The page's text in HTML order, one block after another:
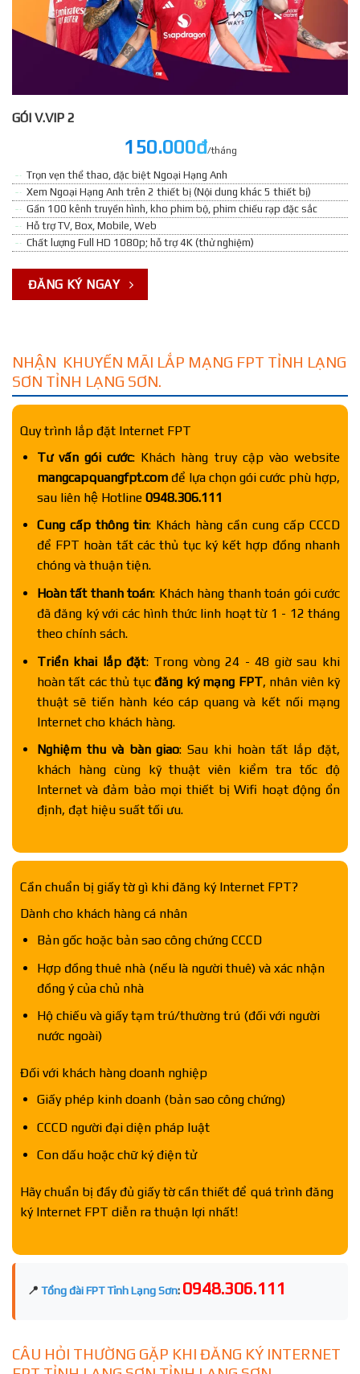
GÓI V.VIP 2
150.000đ/tháng
Trọn vẹn thể thao, đặc biệt Ngoại Hạng Anh
Xem Ngoại Hạng Anh trên 2 thiết bị (Nội dung khác 5 thiết bị)
Gần 100 kênh truyền hình, kho phim bộ, phim chiếu rạp đặc sắc
Hỗ trợ TV, Box, Mobile, Web
Chất lượng Full HD 1080p; hỗ trợ 4K (thử nghiệm)
ĐĂNG KÝ NGAY
NHẬN KHUYẾN MÃI LẮP MẠNG FPT TỈNH LẠNG
SƠN TỈNH LẠNG SƠN.
Quy trình lắp đặt Internet FPT
Tư vấn gói cước: Khách hàng truy cập vào website
mangcapquangfpt.comđể lựa chọn gói cước phù hợp,
sau liên hệ Hotline 0948.306.111
Cung cấp thông tin: Khách hàng cần cung cấp CCCD
để FPT hoàn tất các thủ tục ký kết hợp đồng nhanh
chóng và thuận tiện.
Hoàn tất thanh toán: Khách hàng thanh toán gói cước
đã đăng ký với các hình thức linh hoạt từ 1 - 12 tháng
theo chính sách.
Triển khai lắp đặt: Trong vòng 24 - 48 giờ sau khi
hoàn tất các thủ tục đăng ký mạng FPT, nhân viên kỹ
thuật sẽ tiến hành kéo cáp quang và kết nối mạng
Internet cho khách hàng.
Nghiệm thu và bàn giao: Sau khi hoàn tất lắp đặt,
khách hàng cùng kỹ thuật viên kiểm tra tốc độ
Internet và đảm bảo mọi thiết bị Wifi hoạt động ổn
định, đạt hiệu suất tối ưu.
Cần chuẩn bị giấy tờ gì khi đăng ký Internet FPT?
Dành cho khách hàng cá nhân
Bản gốc hoặc bản sao công chứng CCCD
Hợp đồng thuê nhà (nếu là người thuê) và xác nhận
đồng ý của chủ nhà
Hộ chiếu và giấy tạm trú/thường trú (đối với người
nước ngoài)
Đối với khách hàng doanh nghiệp
Giấy phép kinh doanh (bản sao công chứng)
CCCD người đại diện pháp luật
Con dấu hoặc chữ ký điện tử
Hãy chuẩn bị đầy đủ giấy tờ cần thiết để quá trình đăng
ký Internet FPT diễn ra thuận lợi nhất!
📍 Tổng đài FPT Tỉnh Lạng Sơn: 0948.306.111
CÂU HỎI THƯỜNG GẶP KHI ĐĂNG KÝ INTERNET